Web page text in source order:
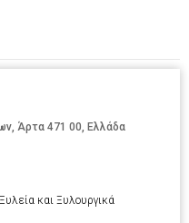
Άρτα 471 00, Ελλάδα
και Ξυλουργικά